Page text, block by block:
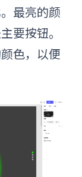
最亮的颜
要按钮。
色，以便